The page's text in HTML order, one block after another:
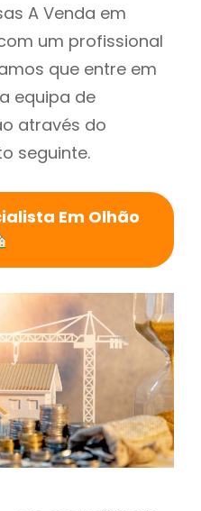
A Venda em
um profissional
que entre em
equipa de
através do
seguinte.
Em Olhão